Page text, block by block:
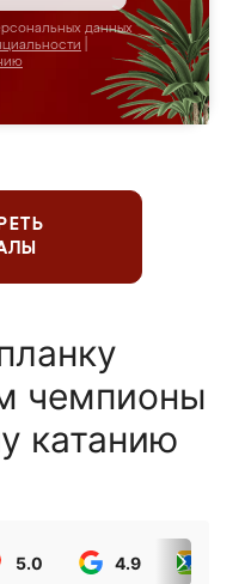
данных
чемпионы
катанию
5.0 4.9